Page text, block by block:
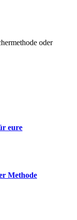
oder
eure
Methode